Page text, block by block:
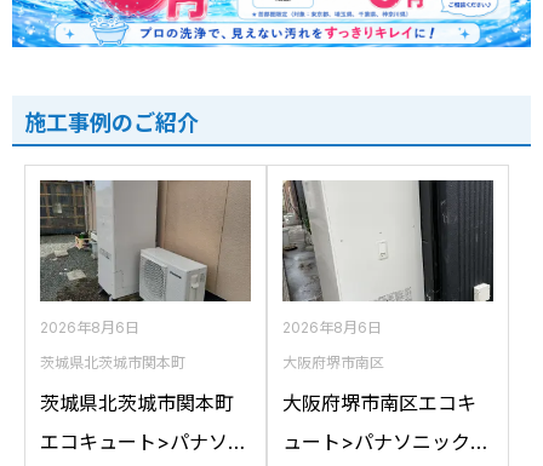
施工事例のご紹介
2026年8月6日
茨城県北茨城市関本町
茨城県北茨城市関本町
エコキュート>パナソニ
2026年8月6日
大阪府堺市南区
大阪府堺市南区エコキ
ュート>パナソニック交